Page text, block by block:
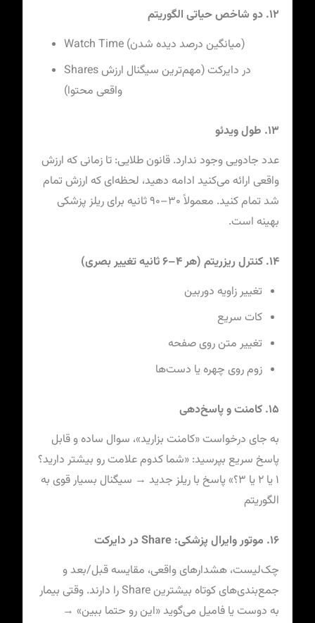
۱۲. دو شاخص حیاتی الگوریتم
Watch Time (میانگین درصد دیده شدن)
Shares در دایرکت (مهم‌ترین سیگنال ارزش
واقعی محتوا)
۱۳. طول ویدئو
عدد جادویی وجود ندارد. قانون طلایی: تا زمانی که ارزش
واقعی ارائه می‌کنید ادامه دهید، لحظه‌ای که ارزش تمام
شد تمام کنید. معمولاً ۳۰–۹۰ ثانیه برای ریلز پزشکی
بهینه است.
۱۴. کنترل ریزریتم (هر ۴–۶ ثانیه تغییر بصری)
تغییر زاویه دوربین
کات سریع
تغییر متن روی صفحه
زوم روی چهره یا دست‌ها
۱۵. کامنت و پاسخ‌دهی
به جای درخواست «کامنت بزارید»، سوال ساده و قابل
پاسخ سریع بپرسید: «شما کدوم علامت رو بیشتر دارید؟
۱ یا ۲ یا ۳؟» پاسخ با ریلز جدید → سیگنال بسیار قوی به
الگوریتم
۱۶. موتور وایرال پزشکی: Share در دایرکت
چک‌لیست، هشدارهای واقعی، مقایسه قبل/بعد و
جمع‌بندی‌های کوتاه بیشترین Share را دارند. وقتی بیمار
به دوست یا فامیل می‌گوید «این رو حتما ببین» →